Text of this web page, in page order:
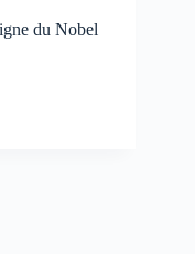
du Nobel